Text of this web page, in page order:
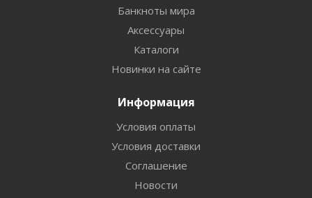
Банкноты мира
Аксессуары
Каталоги
Новинки на сайте
Информация
Условия оплаты
Условия доставки
Соглашение
Новости